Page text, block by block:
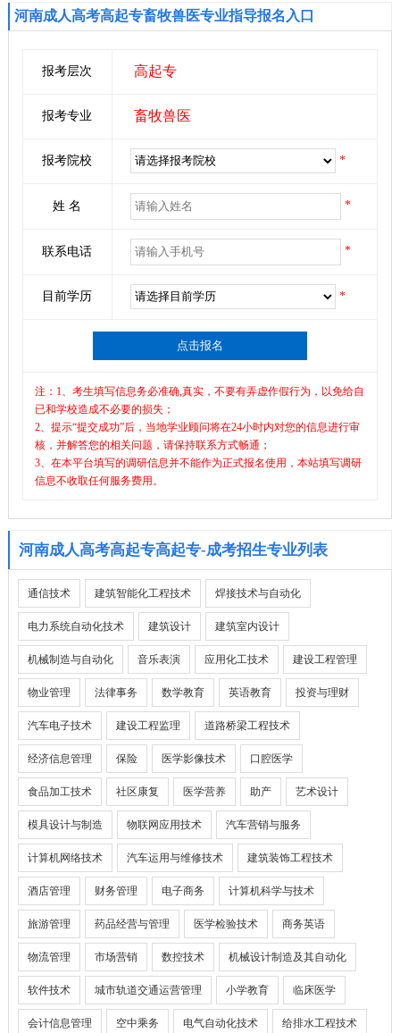
河南成人高考高起专畜牧兽医专业指导报名入口
报考层次 高起专
报考专业 畜牧兽医
报考院校 *
姓 名 *
联系电话 *
目前学历 *
点击报名
注：1、考生填写信息务必准确,真实，不要有弄虚作假行为，以免给自
已和学校造成不必要的损失；
2、提示“提交成功”后，当地学业顾问将在24小时内对您的信息进行审
核，并解答您的相关问题，请保持联系方式畅通；
3、在本平台填写的调研信息并不能作为正式报名使用，本站填写调研
信息不收取任何服务费用。
河南成人高考高起专高起专-成考招生专业列表
通信技术 建筑智能化工程技术 焊接技术与自动化
电力系统自动化技术 建筑设计 建筑室内设计
机械制造与自动化 音乐表演 应用化工技术 建设工程管理
物业管理 法律事务 数学教育 英语教育 投资与理财
汽车电子技术 建设工程监理 道路桥梁工程技术
经济信息管理 保险 医学影像技术 口腔医学
食品加工技术 社区康复 医学营养 助产 艺术设计
模具设计与制造 物联网应用技术 汽车营销与服务
计算机网络技术 汽车运用与维修技术 建筑装饰工程技术
酒店管理 财务管理 电子商务 计算机科学与技术
旅游管理 药品经营与管理 医学检验技术 商务英语
物流管理 市场营销 数控技术 机械设计制造及其自动化
软件技术 城市轨道交通运营管理 小学教育 临床医学
会计信息管理 空中乘务 电气自动化技术 给排水工程技术